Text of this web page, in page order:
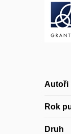
Autoři
Rok
Druh